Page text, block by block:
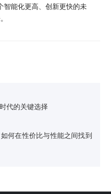
智能化更高、创新更快的未
代的关键选择
何在性价比与性能之间找到